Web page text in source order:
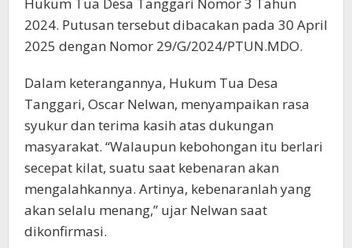
2024. Putusan tersebut dibacakan pada 30 April
2025 dengan Nomor 29/G/2024/PTUN.MDO.
Dalam keterangannya, Hukum Tua Desa
Tanggari, Oscar Nelwan, menyampaikan rasa
syukur dan terima kasih atas dukungan
masyarakat. “Walaupun kebohongan itu berlari
secepat kilat, suatu saat kebenaran akan
mengalahkannya. Artinya, kebenaranlah yang
akan selalu menang,” ujar Nelwan saat
dikonfirmasi.